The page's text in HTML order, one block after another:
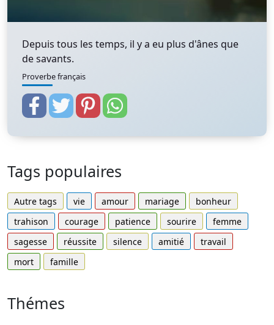
Depuis tous les temps, il y a eu plus d'ânes que
de savants.
Proverbe français
Tags populaires
Autre tags vie amour mariage
bonheur
trahison
courage patience sourire
femme
sagesse
réussite silence amitié
travail
mort
famille
Thémes